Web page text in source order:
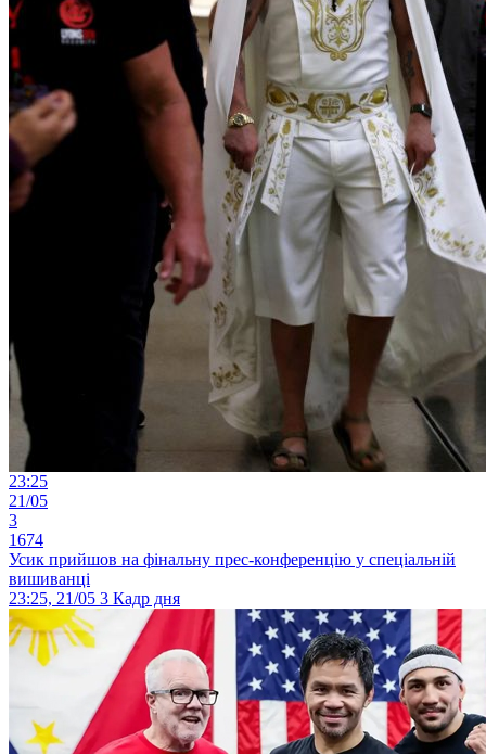
23:25
21/05
3
1674
Усик прийшов на фінальну прес-конференцію у спеціальній
вишиванці
23:25, 21/05 3 Кадр дня